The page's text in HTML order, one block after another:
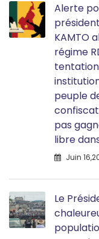
Alerte
KAMTO
régime
peuple
pas
libre
Juin
Le